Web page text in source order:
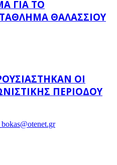
ΓΙΑ ΤΟ
ΘΑΛΆΣΣΙΟΥ
ΟΙ
ΠΕΡΙΌΔΟΥ